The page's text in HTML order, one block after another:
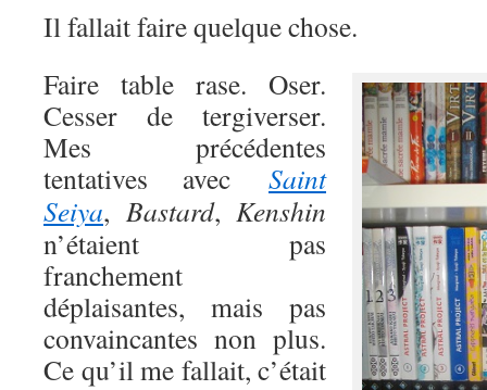
Il fallait faire quelque chose.
Faire table rase. Oser.
Cesser de tergiverser.
Mes précédentes
tentatives avec Saint
Seiya, Bastard, Kenshin
n’étaient pas
franchement
déplaisantes, mais pas
convaincantes non plus.
Ce qu’il me fallait, c’était